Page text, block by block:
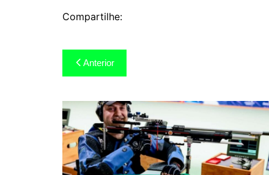
Compartilhe:
Navegação
de
Post
Anterior